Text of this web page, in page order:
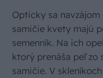
Opticky sa
samičie kvety majú
semenník. Na ich
ktorý prenáša peľ zo
samičie. V